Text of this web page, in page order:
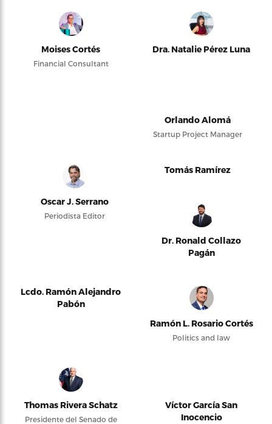
Moises Cortés
Financial Consultant
Dra. Natalie Pérez Luna
Orlando Alomá
Startup Project Manager
Oscar J. Serrano
Periodista Editor
Tomás Ramírez
Dr. Ronald Collazo
Pagán
Lcdo. Ramón Alejandro
Pabón
Ramón L. Rosario Cortés
Politics and law
Thomas Rivera Schatz
Presidente del Senado de
Víctor García San
Inocencio